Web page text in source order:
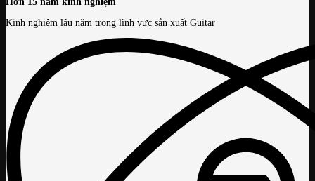
Kinh nghiệm lâu năm trong lĩnh vực sản xuất Guitar